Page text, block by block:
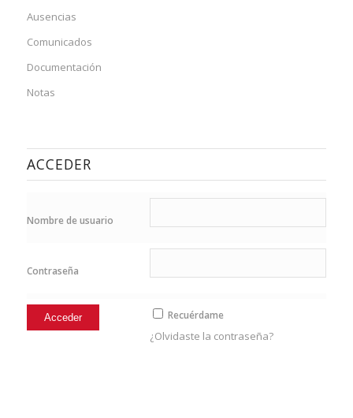
Ausencias
Comunicados
Documentación
Notas
ACCEDER
Nombre de usuario
Contraseña
Recuérdame
¿Olvidaste la contraseña?